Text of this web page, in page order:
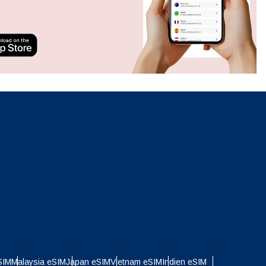
Malaysia eSIMJapan eSIMVietnam eSIMIndien eSIM